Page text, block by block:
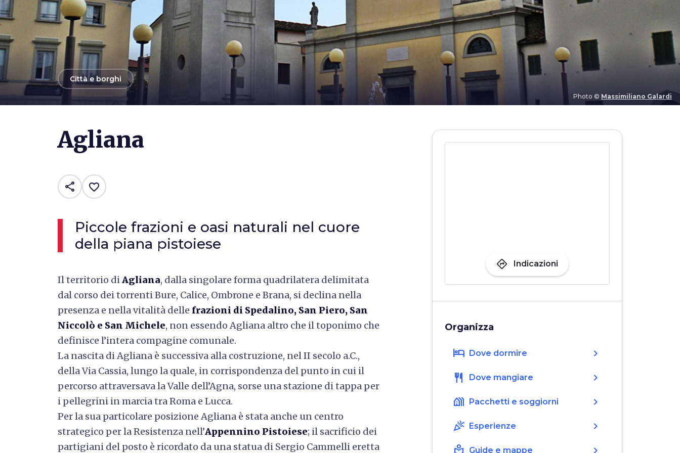
Photo © Massimiliano Galardi
arrow_backCittà e borghi
Agliana
share favorite_border
Piccole frazioni e oasi naturali nel cuore
della piana pistoiese
Il territorio diAgliana, dalla singolare forma quadrilatera delimitata
dal corso deitorrenti Bure, Calice, Ombrone e Brana, si declina nella
presenza e nella vitalità delle frazioni di Spedalino, San Piero, San
Niccolò e San Michele, non essendo Agliana altro che il toponimo che
definisce l’intera compagine comunale.
La nascita di Agliana è successiva alla costruzione, nel II secolo a.C.,
della Via Cassia, lungo la quale, in corrispondenza del punto in cui il
percorso attraversava la Valle dell’Agna, sorse una stazione di tappa per
i pellegrini in marcia tra Roma e Lucca.
Per la sua particolare posizione Agliana è stata anche un centro
strategico per la Resistenza nell’Appennino Pistoiese; il sacrificio dei
partigiani del posto è ricordato da una statua di Sergio Cammelli eretta
directions Indicazioni
Organizza
hotel Dove dormire chevron_right
restaurant Dove mangiare chevron_right
holiday_village Pacchetti e soggiorni chevron_right
celebration Esperienze chevron_right
Guide e mappe chevron_right